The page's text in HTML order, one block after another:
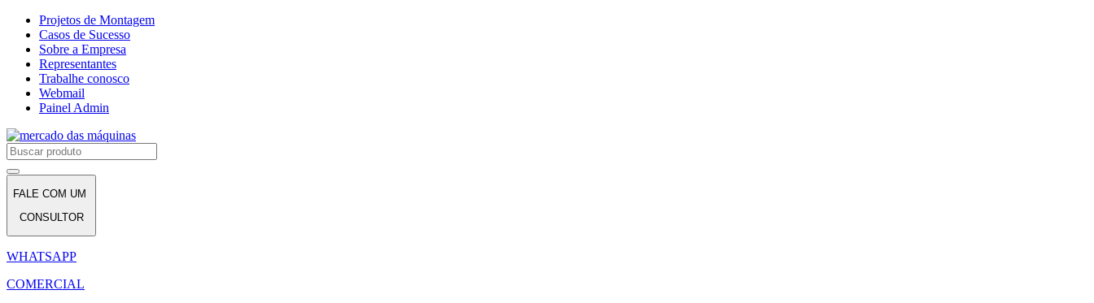
Projetos de Montagem
Casos de Sucesso
Sobre a Empresa
Representantes
Trabalhe conosco
Webmail
Painel Admin
FALE COM UM
CONSULTOR
WHATSAPP
COMERCIAL